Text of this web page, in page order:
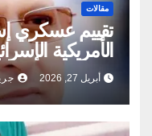
مقالات
الأمريكية
أبريل 27, 2026